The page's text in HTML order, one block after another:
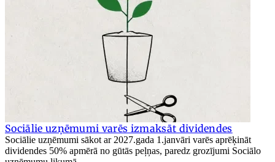
Sociālie uzņēmumi varēs izmaksāt dividendes
Sociālie uzņēmumi sākot ar 2027.gada 1.janvāri varēs aprēķināt
dividendes 50% apmērā no gūtās peļņas, paredz grozījumi Sociālo